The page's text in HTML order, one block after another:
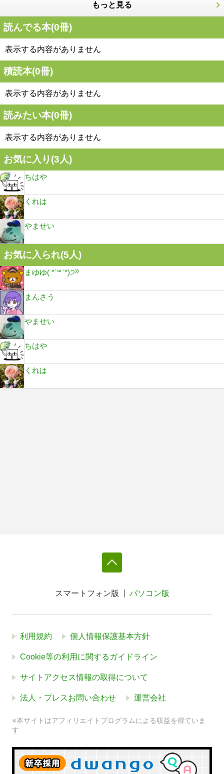
もっと見る
読んでる本(0冊)
表示する内容がありません
積読本(0冊)
表示する内容がありません
読みたい本(0冊)
表示する内容がありません
お気に入り(3人)
ちはや
くれは
やませい
お気に入られ(5人)
まゆゆ( *´꒳`*)੭⁾⁾
まんさう
やませい
ちはや
くれは
スマートフォン版 パソコン版
利用規約 個人情報保護基本方針
Cookie等の利用に関するガイドライン
サイトアクセス情報の取得について
法人・プレスお問い合わせ 運営会社
※本サイトはアフィリエイトプログラムによる収益を得ていま
す